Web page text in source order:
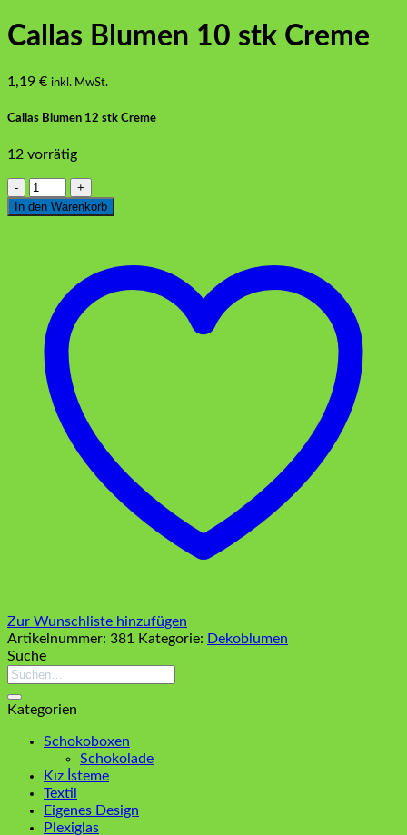
Callas Blumen 10 stk Creme
1,19 € inkl. MwSt.
Callas Blumen 12 stk Creme
12 vorrätig
Callas
Blumen
10
In den Warenkorb
Zur Wunschliste hinzufügen
Artikelnummer: 381 Kategorie: Dekoblumen
Suche
Suchen
Kategorien
Schokoboxen
Schokolade
Kız İsteme
Textil
Eigenes Design
Plexiglas